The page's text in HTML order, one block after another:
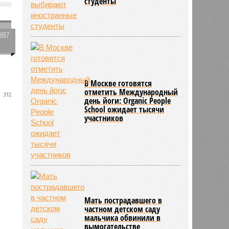
312
В Москве готовятся
отметить Международный
день йоги: Organic People
School ожидает тысячи
участников
Мать пострадавшего в
частном детском саду
мальчика обвинили в
вымогательстве